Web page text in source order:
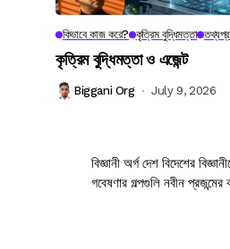
কিভাবে কাজ করে? কৃত্রিম বুদ্ধিমত্তা
কৃত্রিম বুদ্ধিমত্তা ও এজেন্ট
Biggani Org July 9, 2026
বিজ্ঞানী অর্গ দেশ বিদেশের
গবেষণার গল্পগুলি নবীন প্রজন্মের